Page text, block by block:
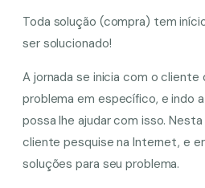
Toda solução (compra) tem
ser solucionado!
A jornada se inicia com o cliente
problema em específico, e indo
possa lhe ajudar com isso.
cliente pesquise na Internet, e
soluções para seu problema.